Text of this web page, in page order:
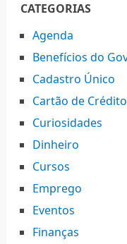
CATEGORIAS
Agenda
Benefícios do
Cadastro Único
Cartão de Crédito
Curiosidades
Dinheiro
Cursos
Emprego
Eventos
Finanças